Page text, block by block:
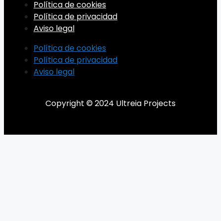
Política de cookies
Política de privacidad
Aviso legal
Política de cookies
Política de privacidad
Aviso legal
Copyright © 2024 Ultreia Projects